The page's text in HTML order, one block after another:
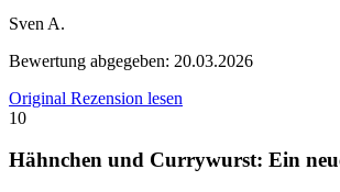
Sven A.
Bewertung abgegeben: 20.03.2026
Original Rezension lesen
10
Hähnchen und Currywurst: Ein